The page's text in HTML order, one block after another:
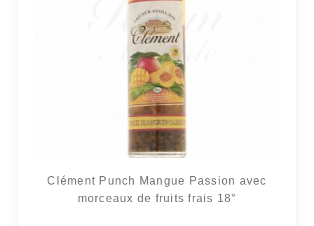
Clément Punch Mangue Passion avec
morceaux de fruits frais 18°